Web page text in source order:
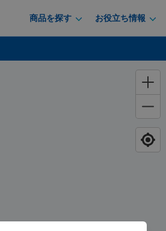
商品を探す お役立ち情報